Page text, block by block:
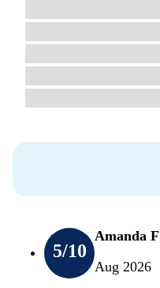
5/10
Amanda F
Aug 2026